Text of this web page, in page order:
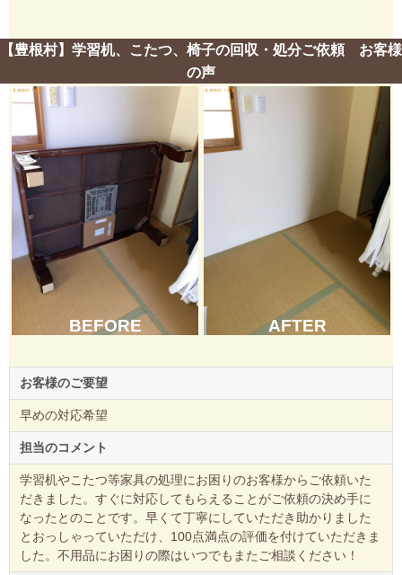
【豊根村】学習机、こたつ、椅子の回収・処分ご依頼 お客様
の声
BEFORE AFTER
お客様のご要望
早めの対応希望
担当のコメント
学習机やこたつ等家具の処理にお困りのお客様からご依頼いた
だきました。すぐに対応してもらえることがご依頼の決め手に
なったとのことです。早くて丁寧にしていただき助かりました
とおっしゃっていただけ、100点満点の評価を付けていただきま
した。不用品にお困りの際はいつでもまたご相談ください！